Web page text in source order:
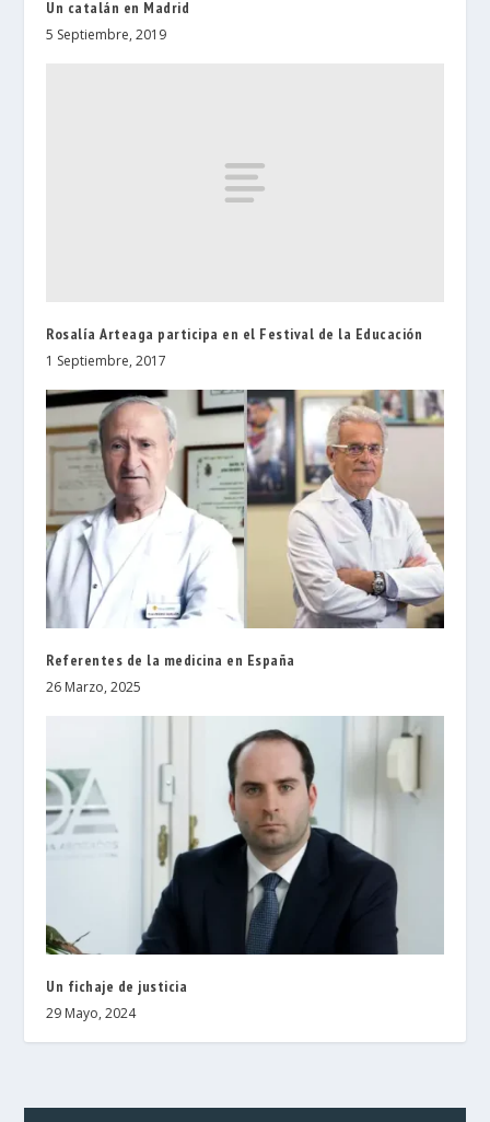
Un catalán en Madrid
5 Septiembre, 2019
Rosalía Arteaga participa en el Festival de la Educación
1 Septiembre, 2017
Referentes de la medicina en España
26 Marzo, 2025
Un fichaje de justicia
29 Mayo, 2024